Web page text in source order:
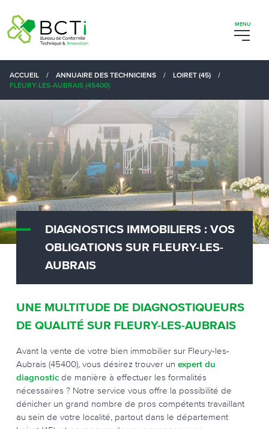
ACCUEIL / ANNUAIRE DES TECHNICIENS / LOIRET (45)
/
FLEURY-LES-AUBRAIS (45400)
DIAGNOSTICS IMMOBILIERS : VOS
OBLIGATIONS SUR FLEURY-LES-
AUBRAIS
UNE MULTITUDE DE DIAGNOSTIQUEURS
DE QUALITÉ SUR FLEURY-LES-AUBRAIS
Avant la vente de votre bien immobilier sur Fleury-les-
Aubrais (45400), vous désirez trouver un expert du
diagnostic de manière à effectuer les formalités
nécessaires ? Notre service vous offre la possibilité de
dénicher un grand nombre de pros compétents travaillant
au sein de votre localité, partout dans le département